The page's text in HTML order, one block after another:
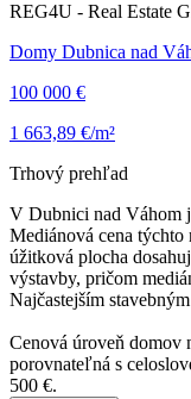
REG4U - Real Estate
Domy Dubnica nad
100 000 €
1 663,89 €/m²
Trhový prehľad
V Dubnici nad Váhom
Mediánová cena týchto
úžitková plocha
výstavby, pričom
Najčastejším
Cenová úroveň domov
porovnateľná s
500 €.